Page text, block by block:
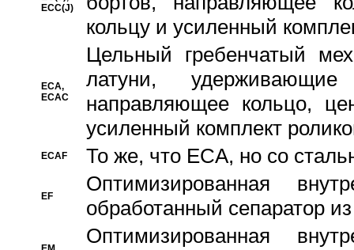
ECC(J)
кольцу и усиленный
ECA,
ECAC
Цельный гребенчатый
латуни,
направляющее кольцо,
усиленный комплект
ECAF То же, что ECA, но со
EF
Оптимизированная
обработанный сепаратор
Оптимизированная